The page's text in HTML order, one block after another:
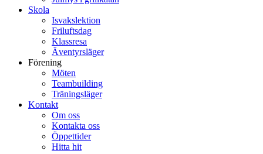
Skola
Isvakslektion
Friluftsdag
Klassresa
Äventyrsläger
Förening
Möten
Teambuilding
Träningsläger
Kontakt
Om oss
Kontakta oss
Öppettider
Hitta hit